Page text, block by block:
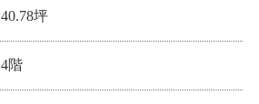
40.78坪
4階